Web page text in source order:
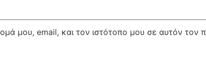
μου, email, και τον ιστότοπο μου σε αυτόν τον